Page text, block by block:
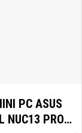
PC ASUS
NUC13 PRO